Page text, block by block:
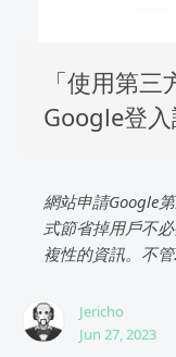
「使用第
Google登
網站申請Google
式節省掉用戶不
複性的資訊。不管
Jericho
Jun 27, 2023